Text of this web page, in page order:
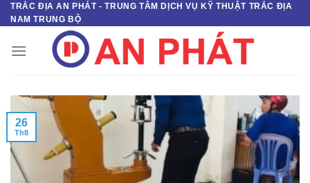
Skip
to
TRẮC ĐỊA AN PHÁT - TRUNG TÂM DỊCH VỤ KỸ THUẬT TRẮC ĐỊA
NAM TRUNG BỘ
26
Th8